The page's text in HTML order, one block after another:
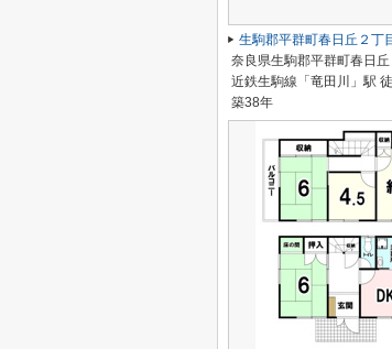
奈良県生駒郡平群町春日丘
近鉄生駒線「竜田川」駅
築38年